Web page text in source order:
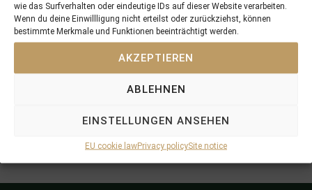
wie das Surfverhalten oder eindeutige IDs auf dieser Website verarbeiten.
Wenn du deine Einwillligung nicht erteilst oder zurückziehst, können
bestimmte Merkmale und Funktionen beeinträchtigt werden.
AKZEPTIEREN
ABLEHNEN
EINSTELLUNGEN ANSEHEN
EU cookie lawPrivacy policySite notice